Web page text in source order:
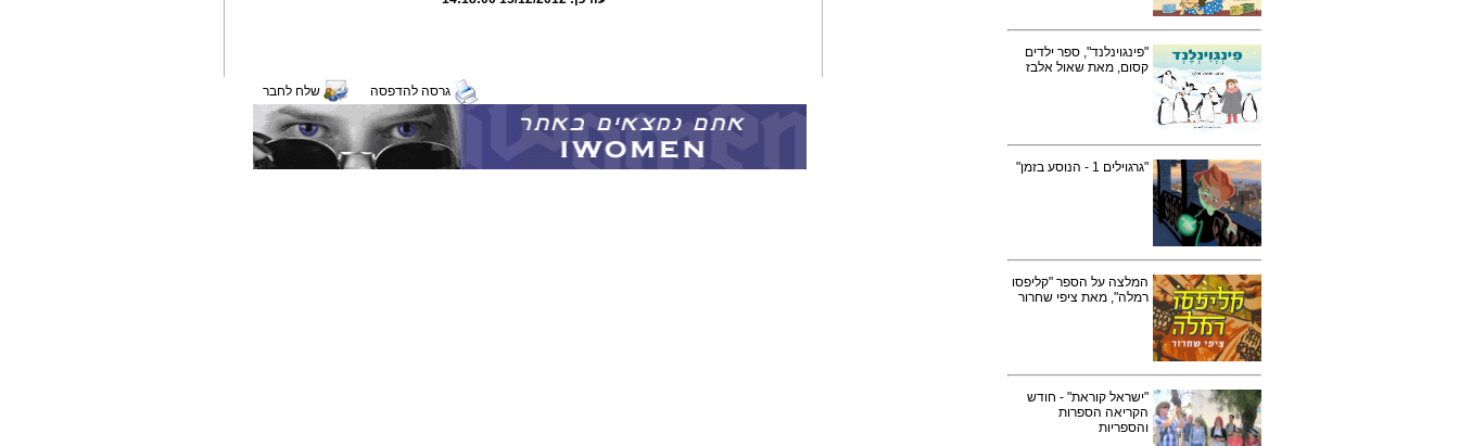
"פינגוינלנד", ספר ילדים
קסום, מאת שאול אלבז
"גרגוילים 1 - הנוסע בזמן"
המלצה על הספר "קליפסו
רמלה", מאת ציפי שחרור
"ישראל קוראת" - חודש
הקריאה הספרות
והספריות
גרסה להדפסה שלח לחבר